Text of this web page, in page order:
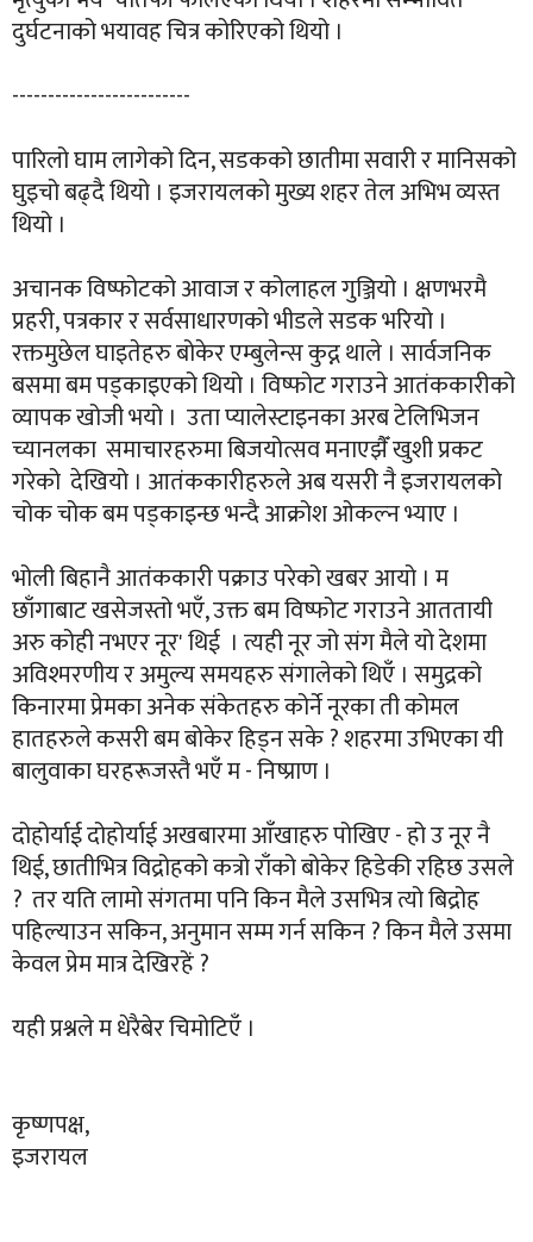
दुर्घटनाको भयावह चित्र कोरिएको थियो ।
-------------------------
पारिलो घाम लागेको दिन, सडकको छातीमा सवारी र मानिसको
घुइचो बढ्दै थियो । इजरायलको मुख्य शहर तेल अभिभ व्यस्त
थियो ।
अचानक विष्फोटको आवाज र कोलाहल गुञ्जियो । क्षणभरमै
प्रहरी, पत्रकार र सर्वसाधारणको भीडले सडक भरियो ।
रक्तमुछेल घाइतेहरु बोकेर एम्बुलेन्स कुद्न थाले । सार्वजनिक
बसमा बम पड्काइएको थियो । विष्फोट गराउने आतंककारीको
व्यापक खोजी भयो । उता प्यालेस्टाइनका अरब टेलिभिजन
च्यानलका समाचारहरुमा बिजयोत्सव मनाएझैँ खुशी प्रकट
गरेको देखियो । आतंककारीहरुले अब यसरी नै इजरायलको
चोक चोक बम पड्काइन्छ भन्दै आक्रोश ओकल्न भ्याए ।
भोली बिहानै आतंककारी पक्राउ परेको खबर आयो । म
छाँगाबाट खसेजस्तो भएँ, उक्त बम विष्फोट गराउने आततायी
अरु कोही नभएर नूर' थिई । त्यही नूर जो संग मैले यो देशमा
अविश्मरणीय र अमुल्य समयहरु संगालेको थिएँ । समुद्रको
किनारमा प्रेमका अनेक संकेतहरु कोर्ने नूरका ती कोमल
हातहरुले कसरी बम बोकेर हिड्न सके ? शहरमा उभिएका यी
बालुवाका घरहरूजस्तै भएँ म - निष्प्राण ।
दोहोर्याई दोहोर्याई अखबारमा आँखाहरु पोखिए - हो उ नूर नै
थिई, छातीभित्र विद्रोहको कत्रो राँको बोकेर हिडेकी रहिछ उसले
? तर यति लामो संगतमा पनि किन मैले उसभित्र त्यो बिद्रोह
पहिल्याउन सकिन, अनुमान सम्म गर्न सकिन ? किन मैले उसमा
केवल प्रेम मात्र देखिरहें ?
यही प्रश्नले म धेरैबेर चिमोटिएँ ।
कृष्णपक्ष,
इजरायल